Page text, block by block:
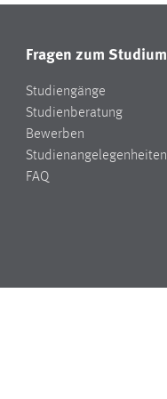
Fragen zum Studium
Studiengänge
Studienberatung
Bewerben
Studienangelegenheiten
FAQ